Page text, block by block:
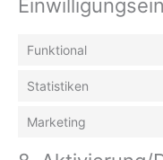
Funktional
Statistiken
Marketing